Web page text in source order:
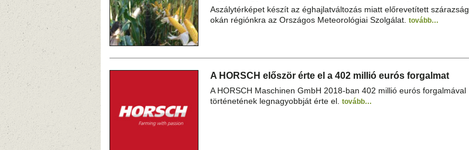
Aszálytérképet készít az éghajlatváltozás miatt előrevetített szárazság
okán régiónkra az Országos Meteorológiai Szolgálat. tovább…
A HORSCH először érte el a 402 millió eurós forgalmat
A HORSCH Maschinen GmbH 2018-ban 402 millió eurós forgalmával
történetének legnagyobbját érte el. tovább…